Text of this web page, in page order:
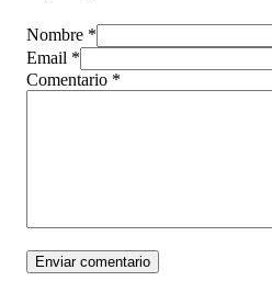
Nombre *
Email *
Comentario *